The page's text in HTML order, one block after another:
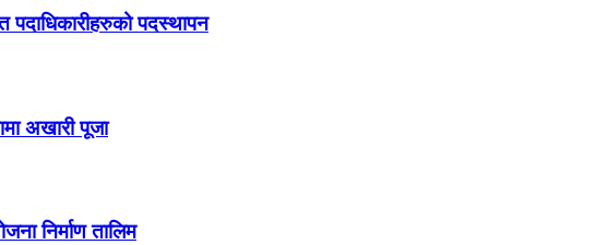
पदाधिकारीहरुको पदस्थापन
अखारी पूजा
निर्माण तालिम